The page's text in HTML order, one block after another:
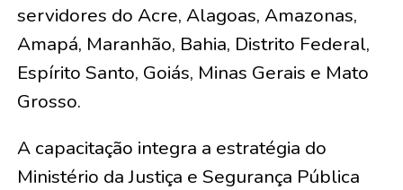
servidores do Acre, Alagoas, Amazonas,
Amapá, Maranhão, Bahia, Distrito Federal,
Espírito Santo, Goiás, Minas Gerais e Mato
Grosso.
A capacitação integra a estratégia do
Ministério da Justiça e Segurança Pública